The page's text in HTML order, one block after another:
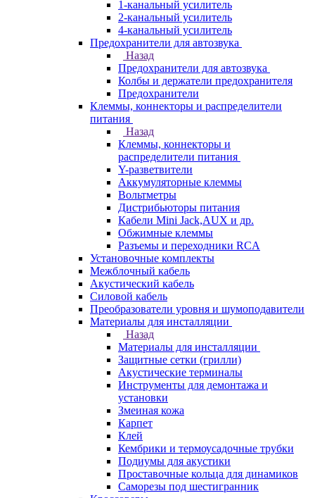
1-канальный усилитель
2-канальный усилитель
4-канальный усилитель
Предохранители для автозвука
Назад
Предохранители для автозвука
Колбы и держатели предохранителя
Предохранители
Клеммы, коннекторы и распределители
питания
Назад
Клеммы, коннекторы и
распределители питания
Y-разветвители
Аккумуляторные клеммы
Вольтметры
Дистрибьюторы питания
Кабели Mini Jack,AUX и др.
Обжимные клеммы
Разъемы и переходники RCA
Установочные комплекты
Межблочный кабель
Акустический кабель
Силовой кабель
Преобразователи уровня и шумоподавители
Материалы для инсталляции
Назад
Материалы для инсталляции
Защитные сетки (грилли)
Акустические терминалы
Инструменты для демонтажа и
установки
Змеиная кожа
Карпет
Клей
Кембрики и термоусадочные трубки
Подиумы для акустики
Проставочные кольца для динамиков
Саморезы под шестигранник